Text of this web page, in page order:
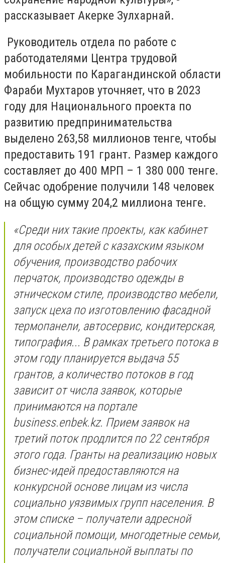
рассказывает Акерке Зулхарнай.
Руководитель отдела по работе с
работодателями Центра трудовой
мобильности по Карагандинской области
Фараби Мухтаров уточняет, что в 2023
году для Национального проекта по
развитию предпринимательства
выделено 263,58 миллионов тенге, чтобы
предоставить 191 грант. Размер каждого
составляет до 400 МРП – 1 380 000 тенге.
Сейчас одобрение получили 148 человек
на общую сумму 204,2 миллиона тенге.
«Среди них такие проекты, как кабинет
для особых детей с казахским языком
обучения, производство рабочих
перчаток, производство одежды в
этническом стиле, производство мебели,
запуск цеха по изготовлению фасадной
термопанели, автосервис, кондитерская,
типография... В рамках третьего потока в
этом году планируется выдача 55
грантов, а количество потоков в год
зависит от числа заявок, которые
принимаются на портале
business.enbek.kz. Прием заявок на
третий поток продлится по 22 сентября
этого года. Гранты на реализацию новых
бизнес-идей предоставляются на
конкурсной основе лицам из числа
социально уязвимых групп населения. В
этом списке – получатели адресной
социальной помощи, многодетные семьи,
получатели социальной выплаты по